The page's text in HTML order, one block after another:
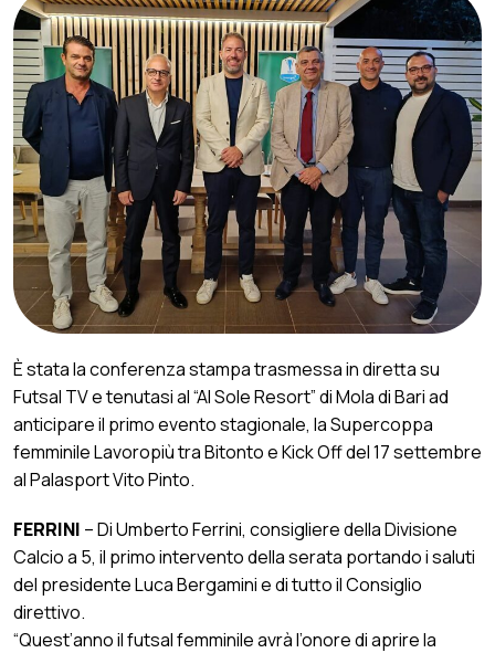
È stata la conferenza stampa trasmessa in diretta su
Futsal TV e tenutasi al “Al Sole Resort” di Mola di Bari ad
anticipare il primo evento stagionale, la Supercoppa
femminile Lavoropiù tra Bitonto e Kick Off del 17 settembre
al Palasport Vito Pinto.
FERRINI – Di Umberto Ferrini, consigliere della Divisione
Calcio a 5, il primo intervento della serata portando i saluti
del presidente Luca Bergamini e di tutto il Consiglio
direttivo.
“Quest’anno il futsal femminile avrà l’onore di aprire la